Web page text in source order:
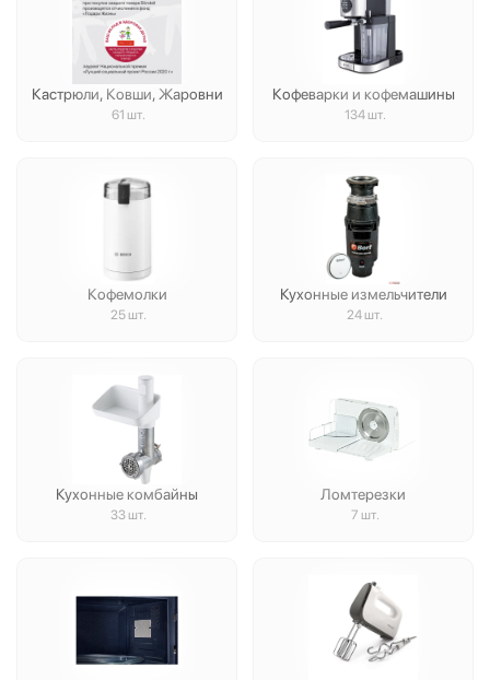
Кастрюли, Ковши, Жаровни
61 шт.
Кофеварки и кофемашины
134 шт.
Кофемолки
25 шт.
Кухонные измельчители
24 шт.
Кухонные комбайны
33 шт.
Ломтерезки
7 шт.